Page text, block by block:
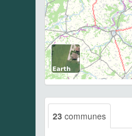
23 communes